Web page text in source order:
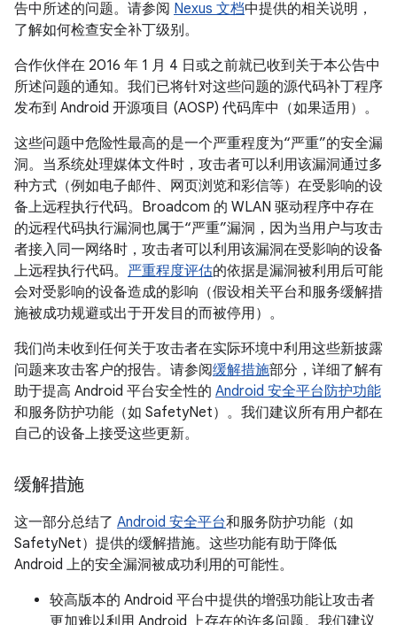
告中所述的问题。请参阅 Nexus 文档中提供的相关说明，
了解如何检查安全补丁级别。
合作伙伴在 2016 年 1 月 4 日或之前就已收到关于本公告中
所述问题的通知。我们已将针对这些问题的源代码补丁程序
发布到 Android 开源项目 (AOSP) 代码库中（如果适用）。
这些问题中危险性最高的是一个严重程度为“严重”的安全漏
洞。当系统处理媒体文件时，攻击者可以利用该漏洞通过多
种方式（例如电子邮件、网页浏览和彩信等）在受影响的设
备上远程执行代码。Broadcom 的 WLAN 驱动程序中存在
的远程代码执行漏洞也属于“严重”漏洞，因为当用户与攻击
者接入同一网络时，攻击者可以利用该漏洞在受影响的设备
上远程执行代码。 严重程度评估的依据是漏洞被利用后可能
会对受影响的设备造成的影响（假设相关平台和服务缓解措
施被成功规避或出于开发目的而被停用）。
我们尚未收到任何关于攻击者在实际环境中利用这些新披露
问题来攻击客户的报告。请参阅缓解措施部分，详细了解有
助于提高 Android 平台安全性的 Android 安全平台防护功能
和服务防护功能（如 SafetyNet）。我们建议所有用户都在
自己的设备上接受这些更新。
缓解措施
这一部分总结了 Android 安全平台和服务防护功能（如
SafetyNet）提供的缓解措施。这些功能有助于降低
Android 上的安全漏洞被成功利用的可能性。
较高版本的 Android 平台中提供的增强功能让攻击者
更加难以利用 Android 上存在的许多问题。我们建议